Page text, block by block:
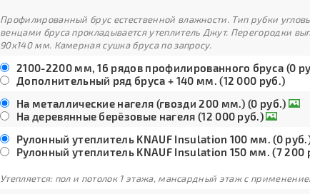
Профилированный брус естественной влажности. Тип рубки
венцами бруса прокладывается утеплитель Джут. Перегородки
90х140 мм. Камерная сушка бруса по запросу.
2100-2200 мм, 16 рядов профилированного бруса (0
Дополнительный ряд бруса + 140 мм. (12 000 руб.)
На металлические нагеля (гвозди 200 мм.) (0 руб.)
На деревянные берёзовые нагеля (12 000 руб.)
Рулонный утеплитель KNAUF Insulation 100 мм. (0
Рулонный утеплитель KNAUF Insulation 150 мм. (7 200
Утепляется: пол и потолок 1 этажа, мансардный этаж с